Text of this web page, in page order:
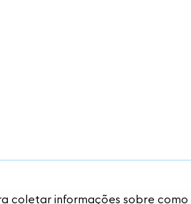
coletar informações sobre